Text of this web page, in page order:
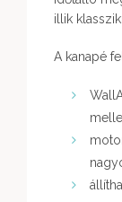
illik
A kanapé